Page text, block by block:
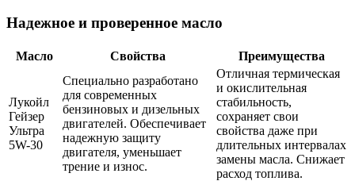
Надежное и проверенное масло
Масло Свойства Преимущества
Лукойл
Гейзер
Ультра
5W-30
Специально разработано
для современных
бензиновых и дизельных
двигателей. Обеспечивает
надежную защиту
двигателя, уменьшает
трение и износ.
Отличная термическая
и окислительная
стабильность,
сохраняет свои
свойства даже при
длительных интервалах
замены масла. Снижает
расход топлива.